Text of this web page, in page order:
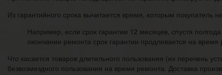
Из гарантийного срока вычитается время, которым
Например, если срок гарантии 12 месяцев, спустя
окончании ремонта срок гарантии продлевается на время
Что касается товаров длительного пользования (их перечень
безвозмездного пользования на время ремонта. Доставка